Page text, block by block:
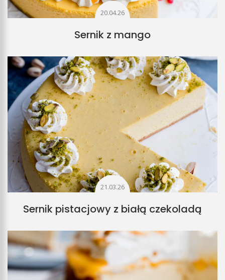
20.04.26
Sernik z mango
21.03.26
Sernik pistacjowy z białą czekoladą